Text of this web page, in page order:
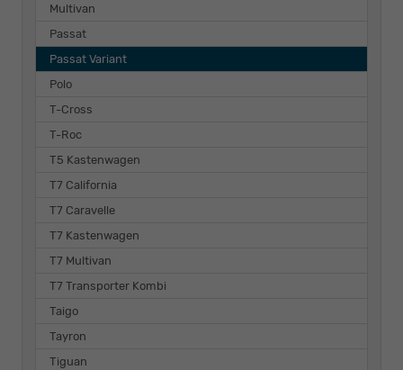
Multivan
Passat
Passat Variant
Polo
T-Cross
T-Roc
T5 Kastenwagen
T7 California
T7 Caravelle
T7 Kastenwagen
T7 Multivan
T7 Transporter Kombi
Taigo
Tayron
Tiguan